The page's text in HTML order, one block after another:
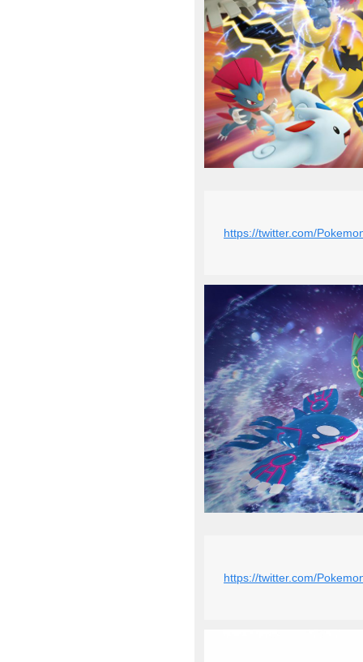
https://twitter.com/
https://twitter.com/